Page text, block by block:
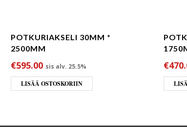
POTKURIAKSELI 30MM *
2500MM
€595.00 sis alv. 25.5%
LISÄÄ OSTOSKORIIN
€